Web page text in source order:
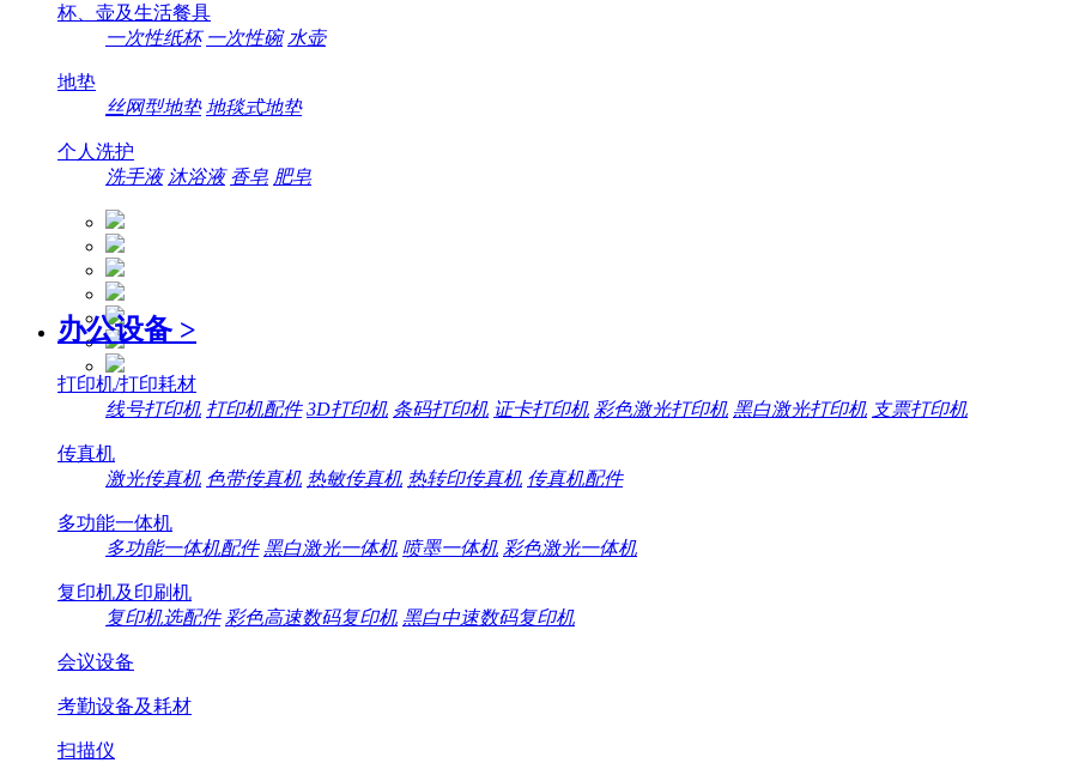
杯、壶及生活餐具
一次性纸杯 一次性碗 水壶
地垫
丝网型地垫 地毯式地垫
个人洗护
洗手液 沐浴液 香皂 肥皂
办公设备 >
打印机/打印耗材
线号打印机 打印机配件 3D打印机 条码打印机 证卡打印机 彩色激光打印机 黑白激光打印机 支票打印机
传真机
激光传真机 色带传真机 热敏传真机 热转印传真机 传真机配件
多功能一体机
多功能一体机配件 黑白激光一体机 喷墨一体机 彩色激光一体机
复印机及印刷机
复印机选配件 彩色高速数码复印机 黑白中速数码复印机
会议设备
考勤设备及耗材
扫描仪